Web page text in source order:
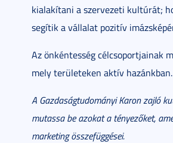
kialakítani a szervezeti kultúrát;
segítik a vállalat pozitív
Az önkéntesség célcsoportjainak
mely területeken aktív hazánkban.
A Gazdaságtudományi Karon zajló
mutassa be azokat a tényezőket,
marketing összefüggései.